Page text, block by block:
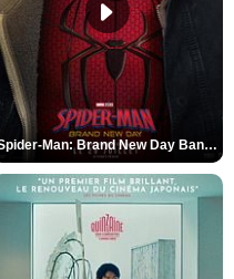
Spider-Man: Brand New Day Bande-annonce VO STFR